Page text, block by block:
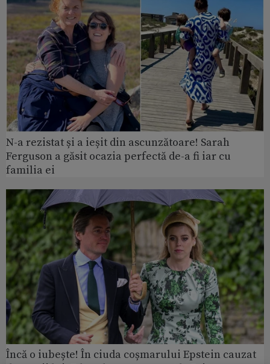
N-a rezistat și a ieșit din ascunzătoare! Sarah
Ferguson a găsit ocazia perfectă de-a fi iar cu
familia ei
Încă o iubește! În ciuda coșmarului Epstein cauzat